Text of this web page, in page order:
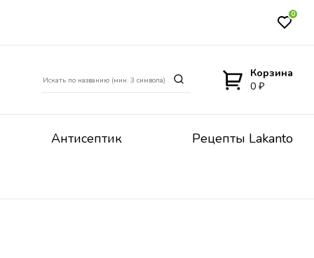
0
Корзина
0 ₽
Антисептик Рецепты Lakanto